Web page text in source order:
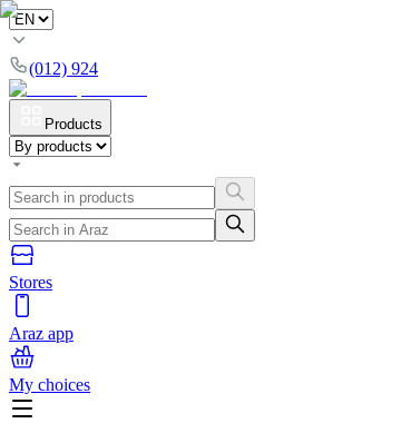
(012) 924
Products
Stores
Araz app
My choices